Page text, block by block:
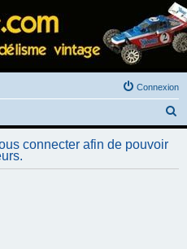
Connexion
e
h
connecter afin de pouvoir